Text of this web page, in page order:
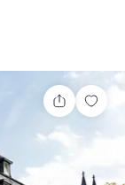
Teilen